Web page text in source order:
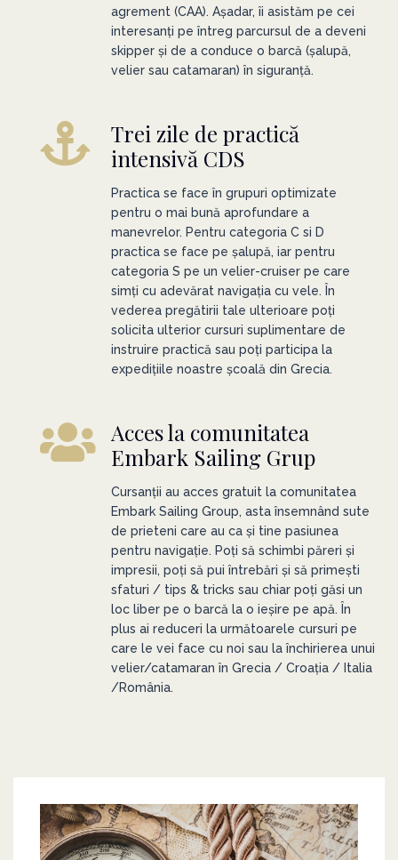
agrement (CAA). Așadar, îi asistăm pe cei
interesanți pe întreg parcursul de a deveni
skipper și de a conduce o barcă (șalupă,
velier sau catamaran) în siguranță.
Trei zile de practică
intensivă CDS
Practica se face în grupuri optimizate
pentru o mai bună aprofundare a
manevrelor. Pentru categoria C si D
practica se face pe șalupă, iar pentru
categoria S pe un velier-cruiser pe care
simți cu adevărat navigația cu vele. În
vederea pregătirii tale ulterioare poți
solicita ulterior cursuri suplimentare de
instruire practică sau poți participa la
expedițiile noastre școală din Grecia.
Acces la comunitatea
Embark Sailing Grup
Cursanții au acces gratuit la comunitatea
Embark Sailing Group, asta însemnând sute
de prieteni care au ca și tine pasiunea
pentru navigație. Poți să schimbi păreri și
impresii, poți să pui întrebări și să primești
sfaturi / tips & tricks sau chiar poți găsi un
loc liber pe o barcă la o ieșire pe apă. În
plus ai reduceri la următoarele cursuri pe
care le vei face cu noi sau la închirierea unui
velier/catamaran în Grecia / Croația / Italia
/România.